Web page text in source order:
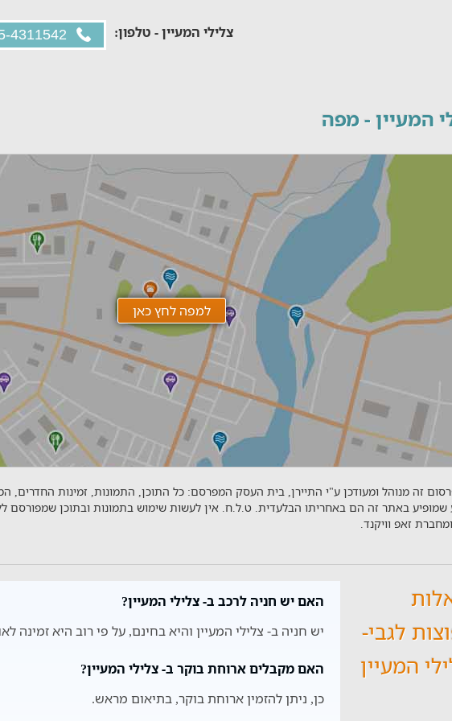
צלילי המעיין - טלפון:
המעיין - מפה
זה מנוהל ומעודכן ע"י התיירן, בית העסק המפרסם: כל התוכן, התמונות, זמינות החדרים,
שמופיע באתר זה הם באחריתו הבלעדית. ט.ל.ח. אין לעשות שימוש בתמונות ובתוכן שמפורסם
זאפ וויקנד.
לגבי-
המעיין
האם יש חניה לרכב ב- צלילי המעיין?
יש חניה ב- צלילי המעיין והיא בחינם, על פי רוב היא זמינה
האם מקבלים ארוחת בוקר ב- צלילי המעיין?
כן, ניתן להזמין ארוחת בוקר, בתיאום מראש.